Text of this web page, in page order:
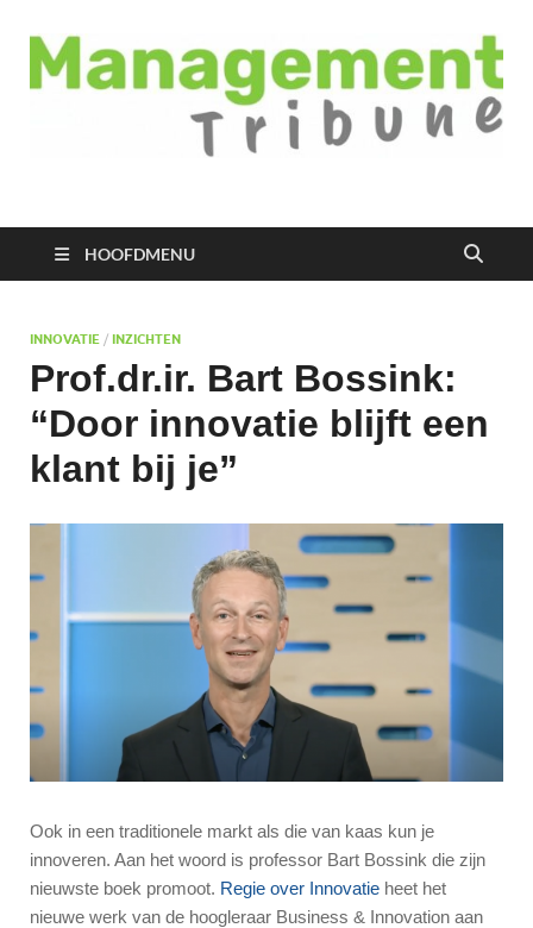
Managementtribune
HOOFDMENU
INNOVATIE / INZICHTEN
Prof.dr.ir. Bart Bossink:
“Door innovatie blijft een
klant bij je”
Ook in een traditionele markt als die van kaas kun je
innoveren. Aan het woord is professor Bart Bossink die zijn
nieuwste boek promoot. Regie over Innovatie heet het
nieuwe werk van de hoogleraar Business & Innovation aan